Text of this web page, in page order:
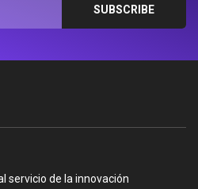
servicio de la innovación